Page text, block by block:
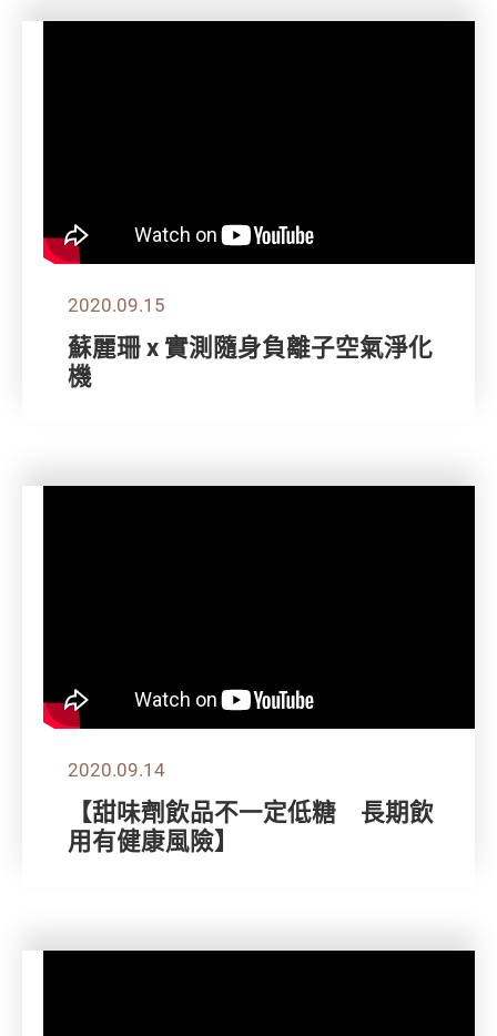
2020.09.15
蘇麗珊 x 實測隨身負離子空氣淨化
機
2020.09.14
【甜味劑飲品不一定低糖 長期飲
用有健康風險】